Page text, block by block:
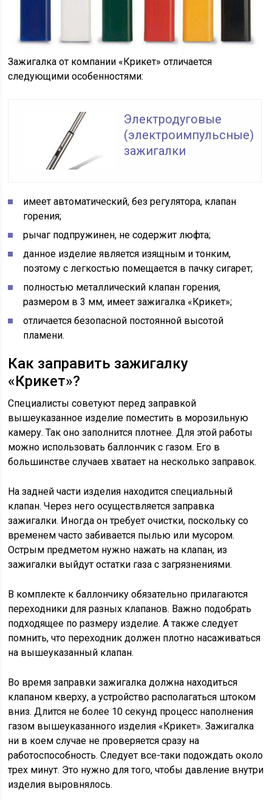
Зажигалка от компании «Крикет» отличается
следующими особенностями:
Электродуговые
(электроимпульсные)
зажигалки
имеет автоматический, без регулятора, клапан
горения;
рычаг подпружинен, не содержит люфта;
данное изделие является изящным и тонким,
поэтому с легкостью помещается в пачку сигарет;
полностью металлический клапан горения,
размером в 3 мм, имеет зажигалка «Крикет»;
отличается безопасной постоянной высотой
пламени.
Как заправить зажигалку
«Крикет»?
Специалисты советуют перед заправкой
вышеуказанное изделие поместить в морозильную
камеру. Так оно заполнится плотнее. Для этой работы
можно использовать баллончик с газом. Его в
большинстве случаев хватает на несколько заправок.
На задней части изделия находится специальный
клапан. Через него осуществляется заправка
зажигалки. Иногда он требует очистки, поскольку со
временем часто забивается пылью или мусором.
Острым предметом нужно нажать на клапан, из
зажигалки выйдут остатки газа с загрязнениями.
В комплекте к баллончику обязательно прилагаются
переходники для разных клапанов. Важно подобрать
подходящее по размеру изделие. А также следует
помнить, что переходник должен плотно насаживаться
на вышеуказанный клапан.
Во время заправки зажигалка должна находиться
клапаном кверху, а устройство располагаться штоком
вниз. Длится не более 10 секунд процесс наполнения
газом вышеуказанного изделия «Крикет». Зажигалка
ни в коем случае не проверяется сразу на
работоспособность. Следует все-таки подождать около
трех минут. Это нужно для того, чтобы давление внутри
изделия выровнялось.